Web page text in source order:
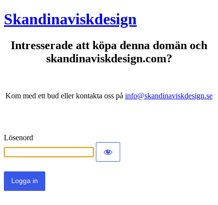
Skandinaviskdesign
Intresserade att köpa denna domän och
skandinaviskdesign.com?
Kom med ett bud eller kontakta oss på info@skandinaviskdesign.se
Lösenord